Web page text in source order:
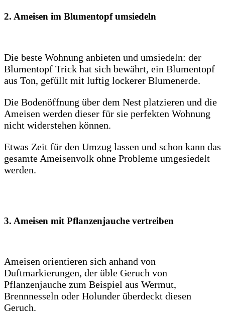
2. Ameisen im Blumentopf umsiedeln
Die beste Wohnung anbieten und umsiedeln: der
Blumentopf Trick hat sich bewährt, ein Blumentopf
aus Ton, gefüllt mit luftig lockerer Blumenerde.
Die Bodenöffnung über dem Nest platzieren und die
Ameisen werden dieser für sie perfekten Wohnung
nicht widerstehen können.
Etwas Zeit für den Umzug lassen und schon kann das
gesamte Ameisenvolk ohne Probleme umgesiedelt
werden.
3. Ameisen mit Pflanzenjauche vertreiben
Ameisen orientieren sich anhand von
Duftmarkierungen, der üble Geruch von
Pflanzenjauche zum Beispiel aus Wermut,
Brennnesseln oder Holunder überdeckt diesen
Geruch.